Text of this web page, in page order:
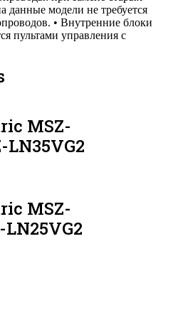
данные модели не требуется
• Внутренние блоки
пультами управления с
MSZ-
MSZ-